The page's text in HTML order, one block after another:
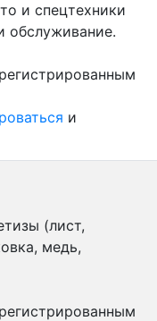
и спецтехники
обслуживание.
и
(лист,
медь,